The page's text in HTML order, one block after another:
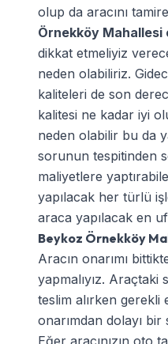
olup da aracını
Örnekköy
dikkat etmeliyiz
neden olabiliriz.
kaliteleri de son
kalitesi ne kadar iyi
neden olabilir bu da
sorunun tespitinden
maliyetlere
yapılacak her türlü
araca yapılacak en
Beykoz Örnekköy
Aracın onarımı
yapmalıyız. Araçtaki
teslim alırken gerekli
onarımdan dolayı
Eğer aracınızın oto